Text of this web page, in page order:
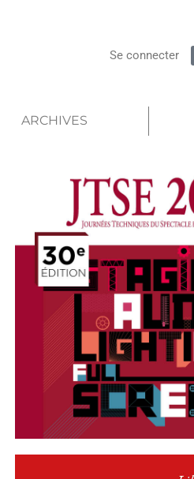
Se connecter
ARCHIVES